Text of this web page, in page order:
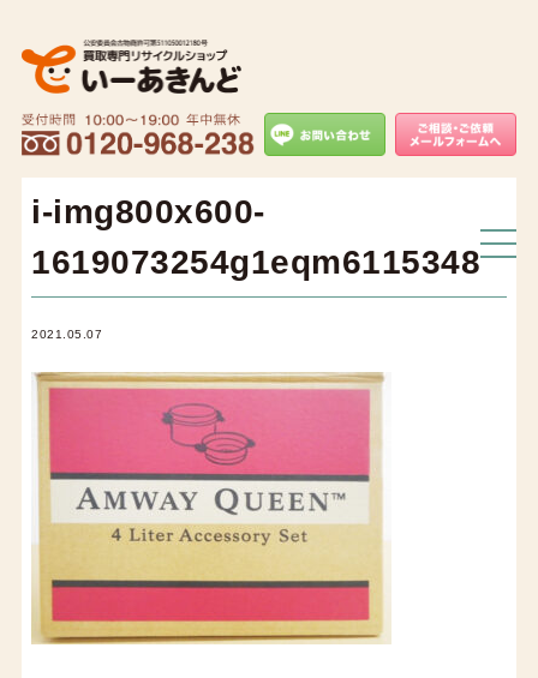
i-img800x600-
1619073254g1eqm6115348
2021.05.07